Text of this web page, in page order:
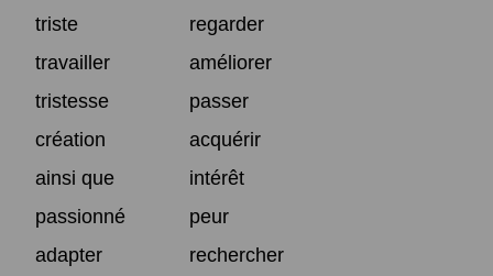
triste
regarder
travailler
améliorer
tristesse
passer
création
acquérir
ainsi que
intérêt
passionné
peur
adapter
rechercher